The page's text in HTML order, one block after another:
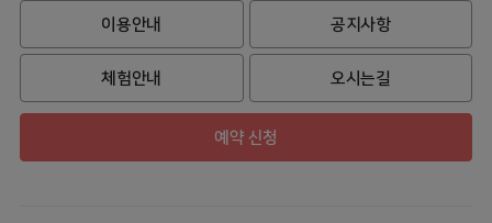
이용안내 공지사항
체험안내 오시는길
예약 신청